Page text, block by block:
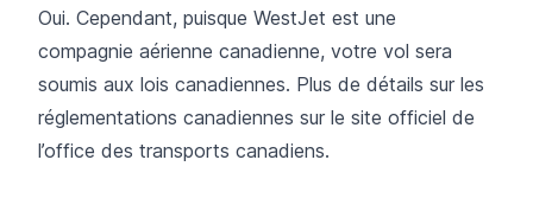
Oui. Cependant, puisque WestJet est une
compagnie aérienne canadienne, votre vol sera
soumis aux lois canadiennes. Plus de détails sur les
réglementations canadiennes sur le site officiel de
l’office des transports canadiens.